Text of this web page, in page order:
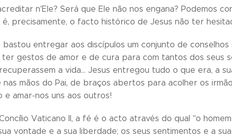
n'Ele? Será que Ele não nos engana? Podemos
precisamente, o facto histórico de Jesus não ter
bastou entregar aos discípulos um conjunto de
gestos de amor e de cura para com tantos dos seus
a vida… Jesus entregou tudo o que era, a
mãos do Pai, de braços abertos para acolher os
e amar-nos uns aos outros!
Vaticano II, a fé é o acto através do qual "o
vontade e a sua liberdade; os seus sentimentos e a